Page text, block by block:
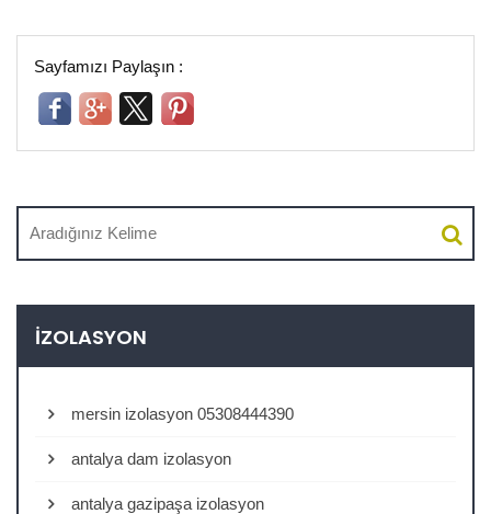
Sayfamızı Paylaşın :
İZOLASYON
mersin izolasyon 05308444390
antalya dam izolasyon
antalya gazipaşa izolasyon